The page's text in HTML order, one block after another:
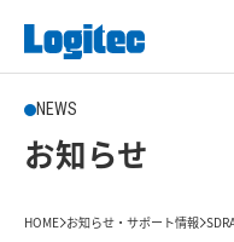
NEWS
お知らせ
HOME お知らせ・サポート情報